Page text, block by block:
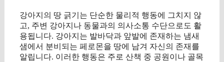
강아지의 땅 긁기는 단순한 물리적 행동에 그치지 않
고, 주변 강아지나 동물과의 의사소통 수단으로도 활
용됩니다. 강아지는 발바닥과 앞발에 존재하는 냄새
샘에서 분비되는 페로몬을 땅에 남겨 자신의 존재를
알립니다. 이러한 행동은 주로 산책 중 공원이나 골목